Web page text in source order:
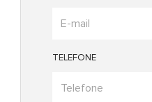
TELEFONE